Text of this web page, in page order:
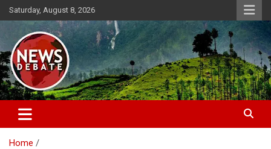
Skip
to
content
Saturday, August 8, 2026
News Debate
Home